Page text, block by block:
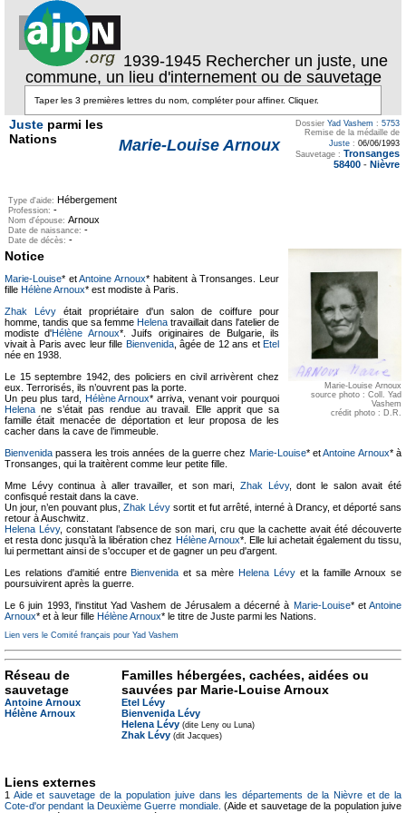
1939-1945 Rechercher un juste, une
commune, un lieu d'internement ou de sauvetage
Juste parmi les
Nations
Marie-Louise Arnoux
Dossier Yad Vashem : 5753
Remise de la médaille de
Juste : 06/06/1993
Sauvetage : Tronsanges
58400 - Nièvre
Type d'aide: Hébergement
Profession: -
Nom d'épouse: Arnoux
Date de naissance: -
Date de décès: -
Marie-Louise Arnoux
source photo : Coll. Yad
Vashem
crédit photo : D.R.
Notice
Marie-Louise* etAntoine Arnoux* habitent à Tronsanges. Leur
fille Hélène Arnoux* est modiste à Paris.
Zhak Lévyétait propriétaire d'un salon de coiffure pour
homme, tandis que sa femme Helena travaillait dans l'atelier de
modiste d'Hélène Arnoux*. Juifs originaires de Bulgarie, ils
vivait à Paris avec leur fille Bienvenida, âgée de 12 ans et Etel
née en 1938.
Le 15 septembre 1942, des policiers en civil arrivèrent chez
eux. Terrorisés, ils n’ouvrent pas la porte.
Un peu plus tard, Hélène Arnoux* arriva, venant voir pourquoi
Helena ne s’était pas rendue au travail. Elle apprit que sa
famille était menacée de déportation et leur proposa de les
cacher dans la cave de l’immeuble.
Bienvenida passera les trois années de la guerre chez Marie-Louise* etAntoine Arnoux* à
Tronsanges, qui la traitèrent comme leur petite fille.
Mme Lévy continua à aller travailler, et son mari, Zhak Lévy, dont le salon avait été
confisqué restait dans la cave.
Un jour, n’en pouvant plus,Zhak Lévy sortit et fut arrêté, interné à Drancy, et déporté sans
retour à Auschwitz.
Helena Lévy, constatant l’absence de son mari, cru que la cachette avait été découverte
et resta donc jusqu’à la libération chez Hélène Arnoux*. Elle lui achetait également du tissu,
lui permettant ainsi de s'occuper et de gagner un peu d'argent.
Les relations d'amitié entreBienvenida et sa mère Helena Lévyet la famille Arnoux se
poursuivirent après la guerre.
Le 6 juin 1993, l'institut Yad Vashem de Jérusalem a décerné à Marie-Louise* etAntoine
Arnoux* et à leur fille Hélène Arnoux* le titre de Juste parmi les Nations.
Lien vers le Comité français pour Yad Vashem
Réseau de
sauvetage
Antoine Arnoux
Hélène Arnoux
Familles hébergées, cachées, aidées ou
sauvées par Marie-Louise Arnoux
Etel Lévy
Bienvenida Lévy
Helena Lévy (dite Leny ou Luna)
Zhak Lévy (dit Jacques)
Liens externes
1 Aide et sauvetage de la population juive dans les départements de la Nièvre et de la
Cote-d'or pendant la Deuxième Guerre mondiale. (Aide et sauvetage de la population juive